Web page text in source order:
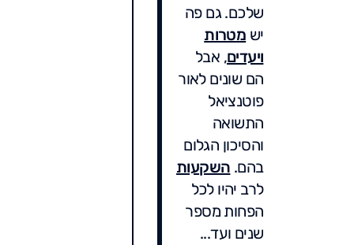
שלכם. גם פה
יש מטרות
ויעדים, אבל
הם שונים לאור
פוטנציאל
התשואה
והסיכון הגלום
בהם. השקעות
לרב יהיו לכל
הפחות מספר
שנים ועד...